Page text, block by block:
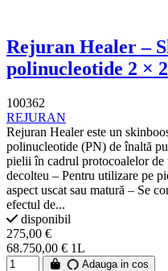
Rejuran Healer –
polinucleotide 2 ×
100362
REJURAN
Rejuran Healer este un
polinucleotide (PN) de înaltă
pielii în cadrul protocoalelor de
decolteu – Pentru utilizare pe
aspect uscat sau matură – Se
efectul de...
disponibil
275,00 €
68.750,00 € 1L
Adauga in cos